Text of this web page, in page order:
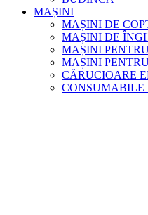
MAȘINI
MAȘINI DE
MAȘINI DE
MAȘINI
MAȘINI
CĂRUCIOARE
CONSUMABILE